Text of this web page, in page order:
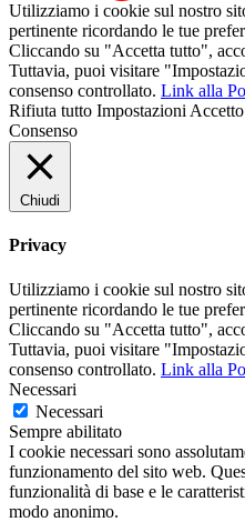
Utilizziamo i cookie sul nostro
pertinente ricordando le tue
Cliccando su "Accetta tutto",
Tuttavia, puoi visitare
consenso controllato. Link alla
Rifiuta tutto Impostazioni
Consenso
Chiudi
Privacy
Utilizziamo i cookie sul nostro
pertinente ricordando le tue
Cliccando su "Accetta tutto",
Tuttavia, puoi visitare
consenso controllato. Link alla
Necessari
Necessari
Sempre abilitato
I cookie necessari sono
funzionamento del sito web.
funzionalità di base e le
modo anonimo.